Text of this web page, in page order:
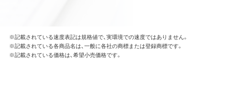
※記載されている速度表記は規格値で、実環境での速度ではありません。
※記載されている各商品名は、一般に各社の商標または登録商標です。
※記載されている価格は、希望小売価格です。